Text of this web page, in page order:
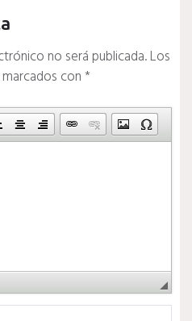
no será publicada.Los
con*